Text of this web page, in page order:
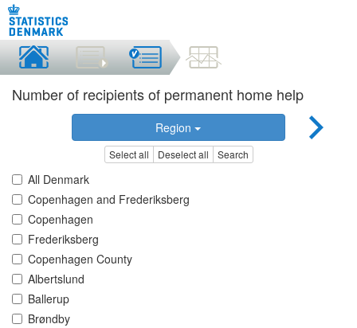
Number of recipients of permanent home help
Region
Select all Deselect all Search
All Denmark
Copenhagen and Frederiksberg
Copenhagen
Frederiksberg
Copenhagen County
Albertslund
Ballerup
Brøndby